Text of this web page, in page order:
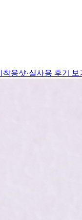
착용샷·실사용 후기 보